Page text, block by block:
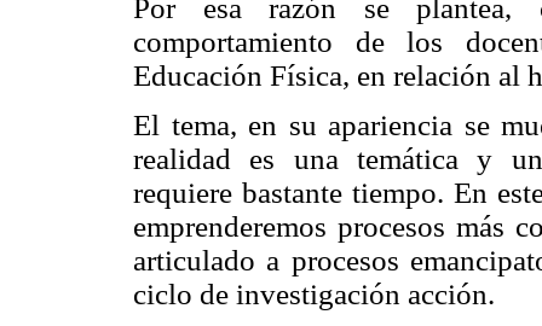
Por esa razón se plantea,
comportamiento de los
Educación Física, en relación al
El tema, en su apariencia se
realidad es una temática y
requiere bastante tiempo. En
emprenderemos procesos más
articulado a procesos
ciclo de investigación acción.